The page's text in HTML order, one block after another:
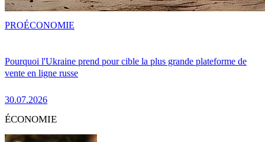
Pourquoi l'Ukraine prend pour cible la plus grande plateforme de
vente en ligne russe
30.07.2026
PROÉCONOMIE
ÉCONOMIE